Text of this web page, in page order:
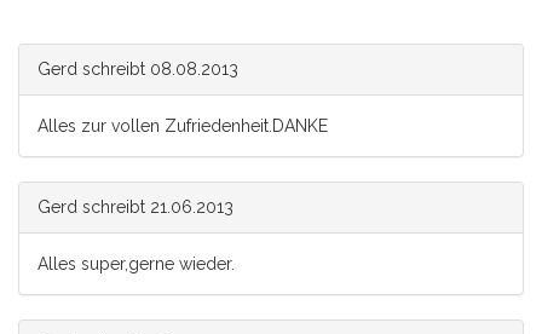
Gerd schreibt 08.08.2013
Alles zur vollen Zufriedenheit.DANKE
Gerd schreibt 21.06.2013
Alles super,gerne wieder.